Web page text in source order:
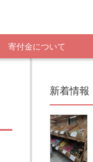
寄付金について
新着情報